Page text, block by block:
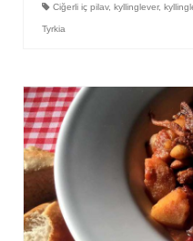
Ciğerli iç pilav, kyllinglever,
Tyrkia